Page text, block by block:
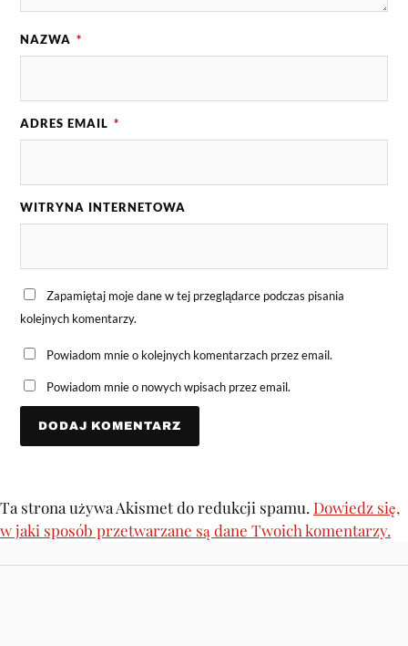
NAZWA *
ADRES EMAIL *
WITRYNA INTERNETOWA
Zapamiętaj moje dane w tej przeglądarce podczas pisania
kolejnych komentarzy.
Powiadom mnie o kolejnych komentarzach przez email.
Powiadom mnie o nowych wpisach przez email.
Ta strona używa Akismet do redukcji spamu. Dowiedz się,
w jaki sposób przetwarzane są dane Twoich komentarzy.